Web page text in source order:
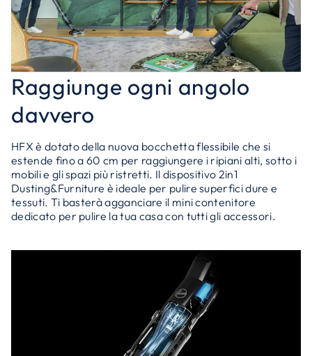
Raggiunge ogni angolo
davvero
HFX è dotato della nuova bocchetta flessibile che si
estende fino a 60 cm per raggiungere i ripiani alti, sotto i
mobili e gli spazi più ristretti. Il dispositivo 2in1
Dusting&Furniture è ideale per pulire superfici dure e
tessuti. Ti basterà agganciare il mini contenitore
dedicato per pulire la tua casa con tutti gli accessori.